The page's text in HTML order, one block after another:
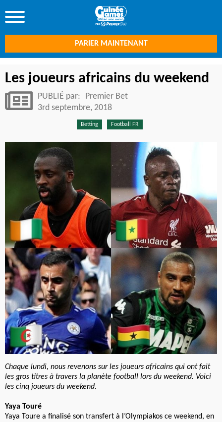
PARIER MAINTENANT
Les joueurs africains du weekend
PUBLIÉ par:
Premier Bet
3rd septembre, 2018
Betting Football FR
Chaque lundi, nous revenons sur les joueurs africains qui ont fait
les gros titres à travers la planète football lors du weekend. Voici
les cinq joueurs du weekend.
Yaya Touré
Yaya Toure a finalisé son transfert à l’Olympiakos ce weekend, en